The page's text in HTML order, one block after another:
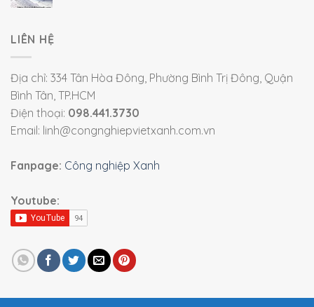
LIÊN HỆ
Địa chỉ: 334 Tân Hòa Đông, Phường Bình Trị Đông, Quận
Bình Tân, TP.HCM
Điện thoại: 098.441.3730
Email: linh@congnghiepvietxanh.com.vn
Fanpage: Công nghiệp Xanh
Youtube: